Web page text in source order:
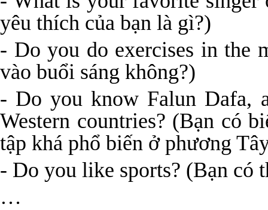
yêu thích của bạn là gì?)
- Do you do exercises in the
vào buổi sáng không?)
- Do you know Falun Dafa,
Western countries? (Bạn có
tập khá phổ biến ở phương
- Do you like sports? (Bạn có
…